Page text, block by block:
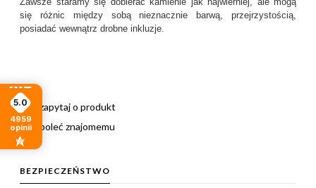
się różnic między sobą nieznacznie barwą, przejrzystością,
posiadać wewnątrz drobne inkluzje.
zapytaj o produkt
poleć znajomemu
BEZPIECZEŃSTWO
5.0
4959
opinii